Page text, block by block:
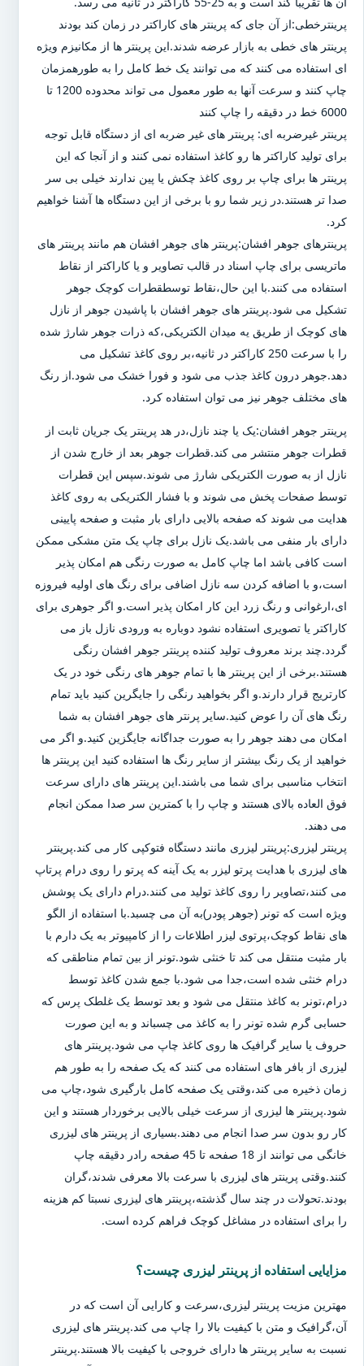
پرینترخطی:از آن جای که پرینتر های کاراکتر در زمان کند بودند
پرینتر های خطی به بازار عرضه شدند.این پرینتر ها از مکانیزم ویژه
ای استفاده می کنند که می توانند یک خط کامل را به طورهمزمان
چاپ کنند و سرعت آنها به طور معمول می تواند محدوده 1200 تا
6000 خط در دقیقه را چاپ کنند
پرینتر غیرضربه ای: پرینتر های غیر ضربه ای از دستگاه قابل توجه
برای تولید کاراکتر ها رو کاغذ استفاده نمی کنند و از آنجا که این
پرینتر ها برای چاپ بر روی کاغذ چکش یا پین ندارند خیلی بی سر
صدا تر هستند.در زیر شما رو با برخی از این دستگاه ها آشنا خواهیم
کرد.
پرینترهای جوهر افشان:پرینتر های جوهر افشان هم مانند پرینتر های
ماتریسی برای چاپ اسناد در قالب تصاویر و یا کاراکتر از نقاط
استفاده می کنند.با این حال،نقاط توسطقطرات کوچک جوهر
تشکیل می شود.پرینتر های جوهر افشان با پاشیدن جوهر از نازل
های کوچک از طریق یه میدان الکتریکی،که ذرات جوهر شارژ شده
را با سرعت 250 کاراکتر در ثانیه،بر روی کاغذ تشکیل می
دهد.جوهر درون کاغذ جذب می شود و فورا خشک می شود.از رنگ
های مختلف جوهر نیز می توان استفاده کرد.
پرینتر جوهر افشان:یک یا چند نازل،در هد پرینتر یک جریان ثابت از
قطرات جوهر منتشر می کند.قطرات جوهر بعد از خارج شدن از
نازل از به صورت الکتریکی شارژ می شوند.سپس این قطرات
توسط صفحات پخش می شوند و با فشار الکتریکی به روی کاغذ
هدایت می شوند که صفحه بالایی دارای بار مثبت و صفحه پایینی
دارای بار منفی می باشد.یک نازل برای چاپ یک متن مشکی ممکن
است کافی باشد اما چاپ کامل به صورت رنگی هم امکان پذیر
است،و با اضافه کردن سه نازل اضافی برای رنگ های اولیه فیروزه
ای،ارغوانی و رنگ زرد این کار امکان پذیر است.و اگر جوهری برای
کاراکتر یا تصویری استفاده نشود دوباره به ورودی نازل باز می
گردد.چند برند معروف تولید کننده پرینتر جوهر افشان رنگی
هستند.برخی از این پرینتر ها با تمام جوهر های رنگی خود در یک
کارتریج قرار دارند.و اگر بخواهید رنگی را جایگرین کنید باید تمام
رنگ های آن را عوض کنید.سایر پرنتر های جوهر افشان به شما
امکان می دهند جوهر را به صورت جداگانه جایگزین کنید.و اگر می
خواهید از یک رنگ بیشتر از سایر رنگ ها استفاده کنید این پرینتر ها
انتخاب مناسبی برای شما می باشند.این پرینتر های دارای سرعت
فوق العاده بالای هستند و چاپ را با کمترین سر صدا ممکن انجام
می دهند.
پرینتر لیزری:پرینتر لیزری مانند دستگاه فتوکپی کار می کند.پرینتر
های لیزری با هدایت پرتو لیزر به یک آینه که پرتو را روی درام پرتاپ
می کنند،تصاویر را روی کاغذ تولید می کنند.درام دارای یک پوشش
ویژه است که تونر (جوهر پودر)به آن می چسبد.با استفاده از الگو
های نقاط کوچک،پرتوی لیزر اطلاعات را از کامپیوتر به یک دارم با
بار مثبت منتقل می کند تا خنثی شود.تونر از بین تمام مناطقی که
درام خنثی شده است،جدا می شود.با جمع شدن کاغذ توسط
درام،تونر به کاغذ منتقل می شود و بعد توسط یک غلطک پرس که
حسابی گرم شده تونر را به کاغذ می چسباند و به این صورت
حروف یا سایر گرافیک ها روی کاغذ چاپ می شود.پرینتر های
لیزری از بافر های استفاده می کنند که یک صفحه را به طور هم
زمان ذخیره می کند،وقتی یک صفحه کامل بارگیری شود،چاپ می
شود.پرینتر ها لیزری از سرعت خیلی بالایی برخوردار هستند و این
کار رو بدون سر صدا انجام می دهند.بسیاری از پرینتر های لیزری
خانگی می توانند از 18 صفحه تا 45 صفحه رادر دقیقه چاپ
کنند.وقتی پرینتر های لیزری با سرعت بالا معرفی شدند،گران
بودند.تحولات در چند سال گذشته،پرینتر های لیزری نسبتا کم هزینه
را برای استفاده در مشاغل کوچک فراهم کرده است.
مزایایی استفاده از پرینتر لیزری چیست؟
مهترین مزیت پرینتر لیزری،سرعت و کارایی آن است که در
آن،گرافیک و متن با کیفیت بالا را چاپ می کند.پرینتر های لیزری
نسبت به سایر پرینتر ها دارای خروجی با کیفیت بالا هستند.پرینتر